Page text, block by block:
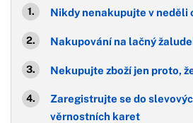
Nikdy nenakupujte v neděli
Nakupování na lačný
Nekupujte zboží jen proto,
Zaregistrujte se do
věrnostních karet